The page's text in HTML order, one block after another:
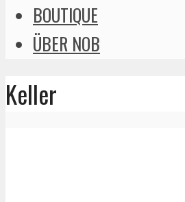
BOUTIQUE
ÜBER NOB
Keller